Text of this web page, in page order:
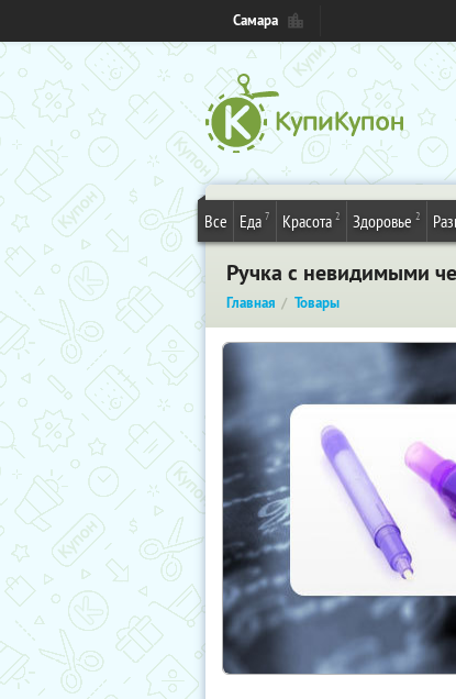
Самара
Все Еда 7 Красота 2 Здоровье 2
Ручка с невидимыми
Главная Товары